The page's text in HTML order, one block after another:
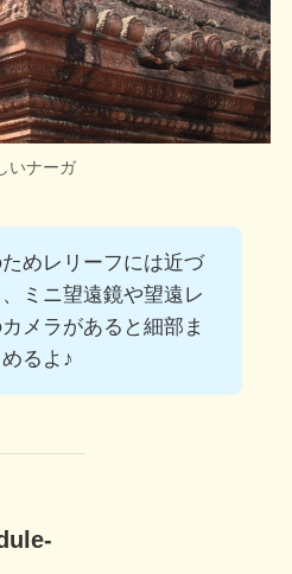
いナーガ
めレリーフには近づ
ミニ望遠鏡や望遠レ
メラがあると細部ま
るよ♪